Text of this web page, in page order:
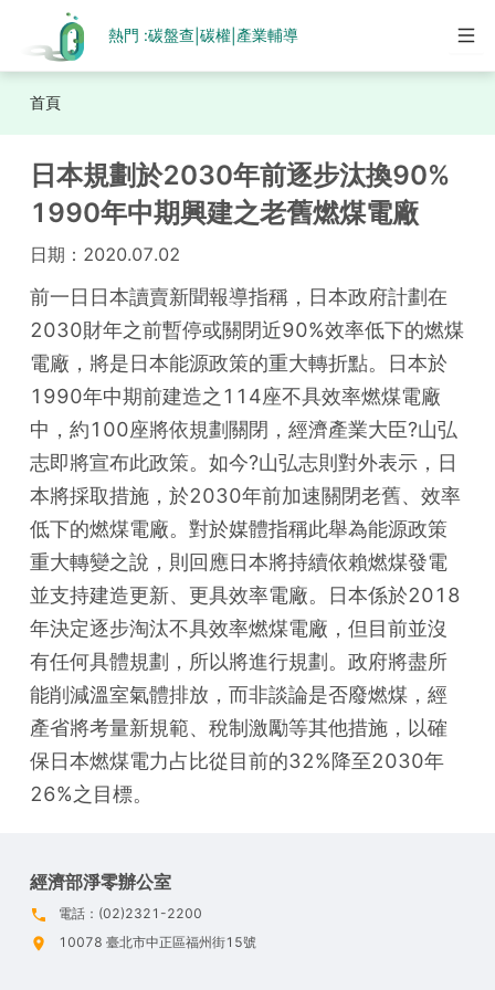
熱門 :碳盤查 碳權| 產業輔導
首頁
日本規劃於2030年前逐步汰換90%
1990年中期興建之老舊燃煤電廠
日期： 2020.07.02
前一日日本讀賣新聞報導指稱，日本政府計劃在
2030財年之前暫停或關閉近90%效率低下的燃煤
電廠，將是日本能源政策的重大轉折點。日本於
1990年中期前建造之114座不具效率燃煤電廠
中，約100座將依規劃關閉，經濟產業大臣?山弘
志即將宣布此政策。如今?山弘志則對外表示，日
本將採取措施，於2030年前加速關閉老舊、效率
低下的燃煤電廠。對於媒體指稱此舉為能源政策
重大轉變之說，則回應日本將持續依賴燃煤發電
並支持建造更新、更具效率電廠。日本係於2018
年決定逐步淘汰不具效率燃煤電廠，但目前並沒
有任何具體規劃，所以將進行規劃。政府將盡所
能削減溫室氣體排放，而非談論是否廢燃煤，經
產省將考量新規範、稅制激勵等其他措施，以確
保日本燃煤電力占比從目前的32%降至2030年
26%之目標。
經濟部淨零辦公室
電話：(02)2321-2200
10078 臺北市中正區福州街15號